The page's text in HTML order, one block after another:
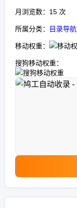
月浏览数：15 次
所属分类： 目录导航
移动权重：
搜狗移动权重：